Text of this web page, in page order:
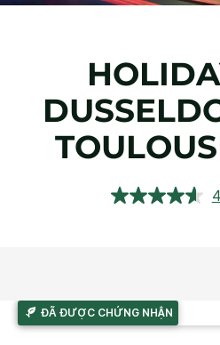
ĐÃ ĐƯỢC CHỨNG NHẬN